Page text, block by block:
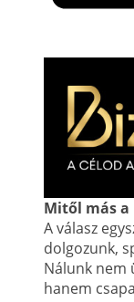
Mitől más a
A válasz
dolgozunk,
Nálunk nem
hanem